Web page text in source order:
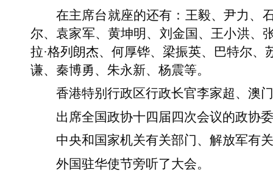
在主席台就座的还有：王毅、尹力、
尔、袁家军、黄坤明、刘金国、王小洪、
拉·格列朗杰、何厚铧、梁振英、巴特尔
谦、秦博勇、朱永新、杨震等。
香港特别行政区行政长官李家超、澳
出席全国政协十四届四次会议的政协
中央和国家机关有关部门、解放军有
外国驻华使节旁听了大会。